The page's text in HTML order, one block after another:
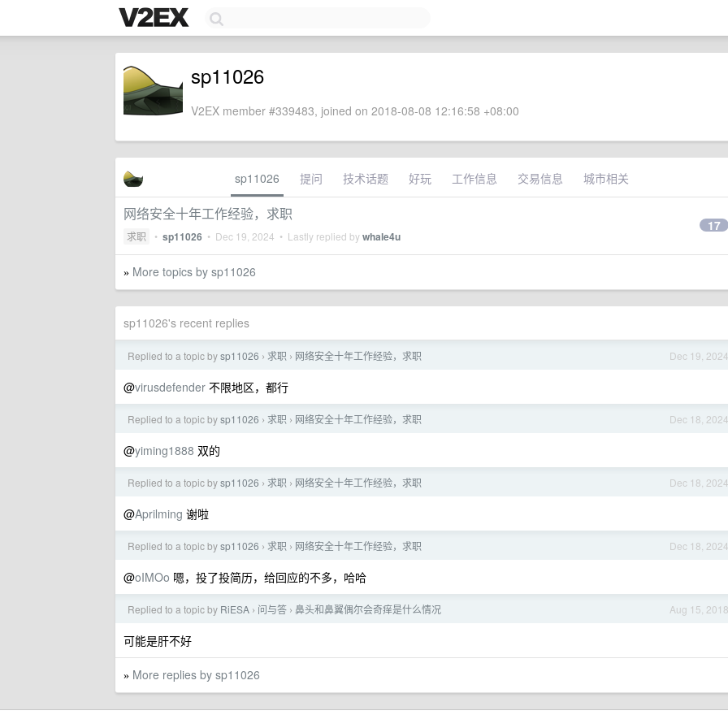
sp11026
V2EX member #339483, joined on 2018-08-08 12:16:58 +08:00
sp11026 提问 技术话题 好玩 工作信息 交易信息 城市相关
网络安全十年工作经验，求职
求职 • sp11026 • Dec 19, 2024 • Lastly replied bywhale4u
17
» More topics by sp11026
sp11026's recent replies
Dec 19, 2024
Replied to a topic bysp11026 › 求职 › 网络安全十年工作经验，求职
@virusdefender 不限地区，都行
Dec 18, 2024
Replied to a topic bysp11026 › 求职 › 网络安全十年工作经验，求职
@yiming1888 双的
Dec 18, 2024
Replied to a topic bysp11026 › 求职 › 网络安全十年工作经验，求职
@Aprilming 谢啦
Dec 18, 2024
Replied to a topic bysp11026 › 求职 › 网络安全十年工作经验，求职
@oIMOo 嗯，投了投简历，给回应的不多，哈哈
Aug 15, 2018
Replied to a topic by RiESA › 问与答 › 鼻头和鼻翼偶尔会奇痒是什么情况
可能是肝不好
» More replies by sp11026